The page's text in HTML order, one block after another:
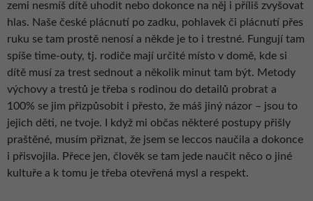
zemi nesmíš dítě uhodit nebo dokonce na něj i příliš zvyšovat
hlas. Naše české plácnutí po zadku, pohlavek či plácnutí přes
ruku se tam prostě nenosí a někde je to i trestné. Fungují tam
spíše time-outy, tj. rodiče mají určité místo v domě, kde si
dítě musí za trest sednout a několik minut tam být. Metody
výchovy a trestů je třeba s rodinou do detailů probrat a
100% se jim přizpůsobit i přesto, že máš jiný názor – jsou to
jejich děti, ne tvoje. I když mi občas některé postupy přišly
praštěné, musím přiznat, že jsem se leccos naučila a dokonce
i přisvojila. Přece jen, člověk se tam jede naučit něco o jiné
kultuře a k tomu je třeba otevřená mysl a respekt.